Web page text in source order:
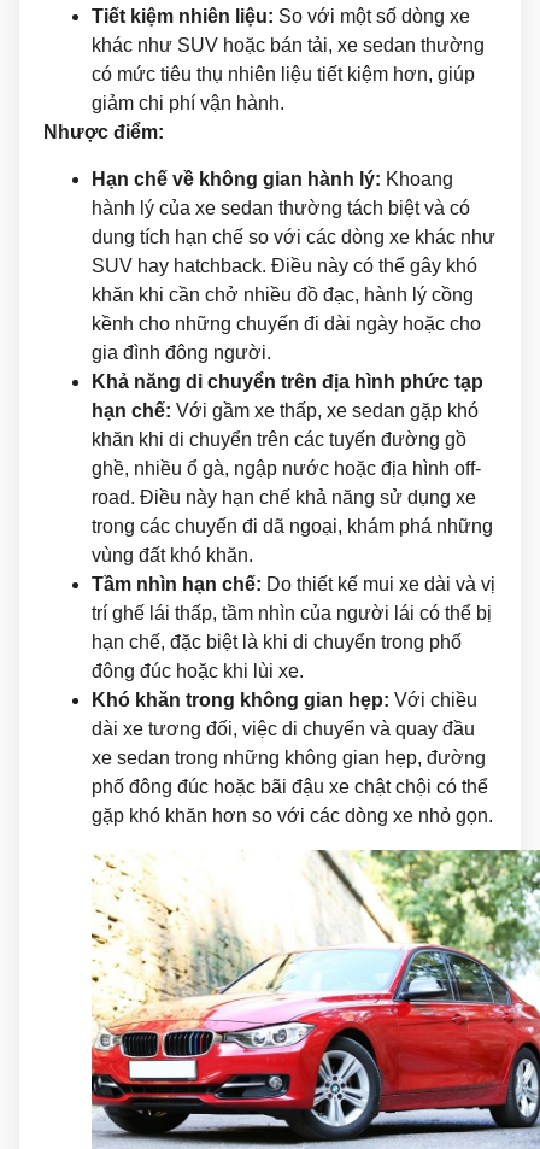
Tiết kiệm nhiên liệu: So với một số dòng xe
khác như SUV hoặc bán tải, xe sedan thường
có mức tiêu thụ nhiên liệu tiết kiệm hơn, giúp
giảm chi phí vận hành.
Nhược điểm:
Hạn chế về không gian hành lý: Khoang
hành lý của xe sedan thường tách biệt và có
dung tích hạn chế so với các dòng xe khác như
SUV hay hatchback. Điều này có thể gây khó
khăn khi cần chở nhiều đồ đạc, hành lý cồng
kềnh cho những chuyến đi dài ngày hoặc cho
gia đình đông người.
Khả năng di chuyển trên địa hình phức tạp
hạn chế: Với gầm xe thấp, xe sedan gặp khó
khăn khi di chuyển trên các tuyến đường gồ
ghề, nhiều ổ gà, ngập nước hoặc địa hình off-
road. Điều này hạn chế khả năng sử dụng xe
trong các chuyến đi dã ngoại, khám phá những
vùng đất khó khăn.
Tầm nhìn hạn chế: Do thiết kế mui xe dài và vị
trí ghế lái thấp, tầm nhìn của người lái có thể bị
hạn chế, đặc biệt là khi di chuyển trong phố
đông đúc hoặc khi lùi xe.
Khó khăn trong không gian hẹp: Với chiều
dài xe tương đối, việc di chuyển và quay đầu
xe sedan trong những không gian hẹp, đường
phố đông đúc hoặc bãi đậu xe chật chội có thể
gặp khó khăn hơn so với các dòng xe nhỏ gọn.